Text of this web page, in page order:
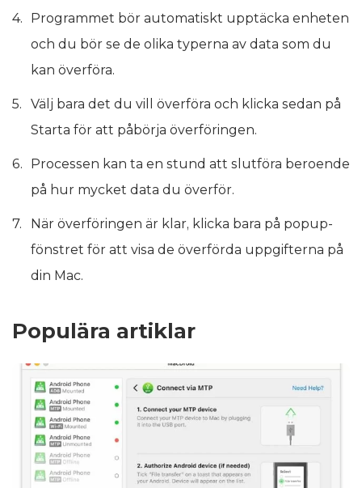
Programmet bör automatiskt upptäcka enheten
och du bör se de olika typerna av data som du
kan överföra.
Välj bara det du vill överföra och klicka sedan på
Starta för att påbörja överföringen.
Processen kan ta en stund att slutföra beroende
på hur mycket data du överför.
När överföringen är klar, klicka bara på popup-
fönstret för att visa de överförda uppgifterna på
din Mac.
Populära artiklar